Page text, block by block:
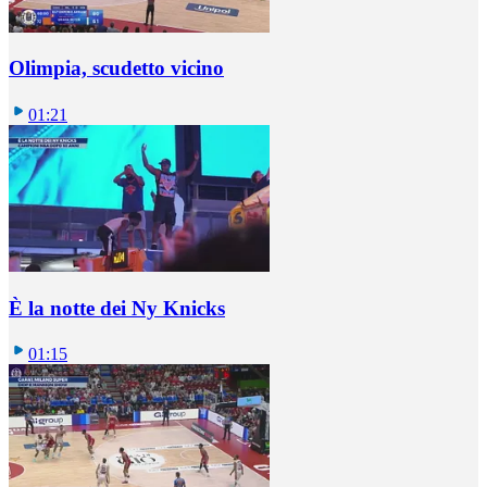
Olimpia, scudetto vicino
01:21
È la notte dei Ny Knicks
01:15